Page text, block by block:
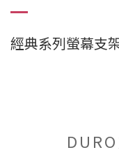
經典系列螢幕支